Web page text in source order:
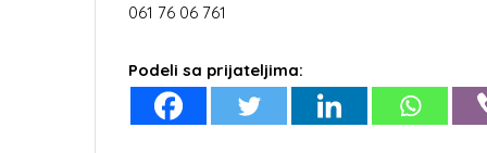
061 76 06 761
Podeli sa prijateljima: